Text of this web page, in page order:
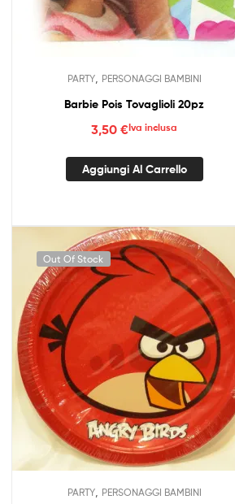
PARTY, PERSONAGGI BAMBINI
Barbie Pois Tovaglioli 20pz
3,50 €Iva inclusa
Aggiungi Al Carrello
Out Of Stock
PARTY, PERSONAGGI BAMBINI